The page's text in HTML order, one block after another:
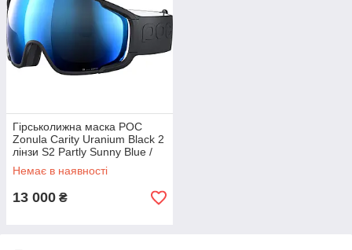
Доступний вибір лінз Clarity для забезпечення оптимального
зору в різних умовах освітлення.
Гірськолижна маска POC
Zonula Carity Uranium Black 2
лінзи S2 Partly Sunny Blue /
S1 Cloudy Coral
Немає в наявності
13 000 ₴